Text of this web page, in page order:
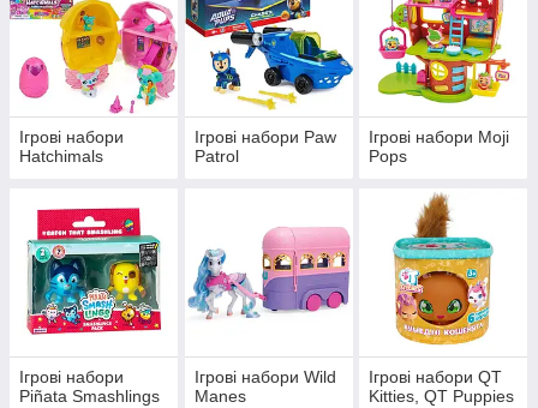
Ігрові набори
Hatchimals
Ігрові набори Paw
Patrol
Ігрові набори Moji
Pops
Ігрові набори
Piñata Smashlings
Ігрові набори Wild
Manes
Ігрові набори QT
Kitties, QT Puppies